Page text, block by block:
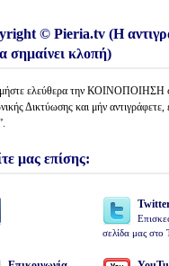
© Pieria.tv (Η
σημαίνει κλοπή)
ελεύθερα την ΚΟΙΝΟΠΟΙΗΣΗ
Δικτύωσης και μήν αντιγράφετε,
μας επίσης:
σελίδα μας στο